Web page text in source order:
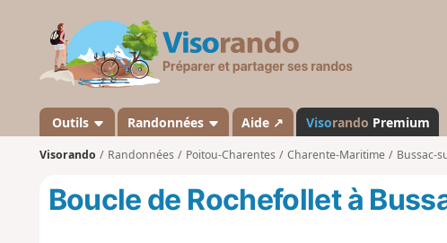
s
a
n
d
Outils Randonnées Aide ↗ Visorando Premium
Visorando Randonnées Poitou-Charentes Charente-Maritime Bussac-
Boucle de Rochefollet à